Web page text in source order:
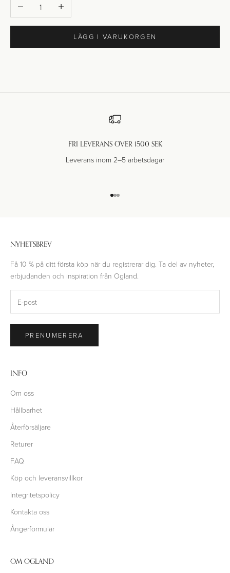
Minska antal Öka antal
LÄGG I VARUKORGEN
FRI LEVERANS ÖVER 1500 SEK
Leverans inom 2–5 arbetsdagar
Gå till 1
Gå till 2
Gå till 3
NYHETSBREV
Få 10 % på ditt första köp när du registrerar dig. Ta del av nyheter,
erbjudanden och inspiration från Ogland.
PRENUMERERA
INFO
Om oss
Hållbarhet
Återförsäljare
Returer
FAQ
Köp och leveransvillkor
Integritetspolicy
Kontakta oss
Ångerformulär
OM OGLAND